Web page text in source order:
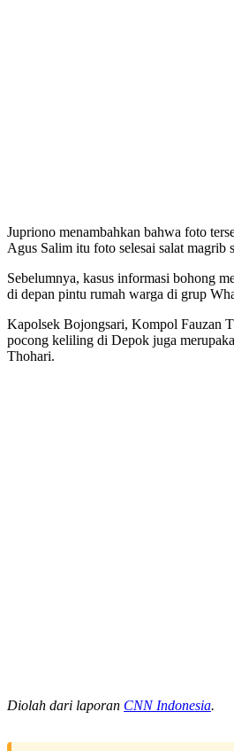
Jupriono menambahkan bahwa foto
Agus Salim itu foto selesai salat magrib
Sebelumnya, kasus informasi bohong
di depan pintu rumah warga di grup
Kapolsek Bojongsari, Kompol Fauzan
pocong keliling di Depok juga
Thohari.
Diolah dari laporan CNN Indonesia.